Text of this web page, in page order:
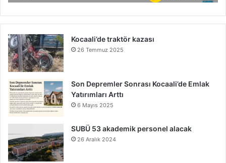
Kocaali’de traktör kazası
26 Temmuz 2025
Son Depremler Sonrası Kocaali’de Emlak
Yatırımları Arttı
6 Mayıs 2025
SUBÜ 53 akademik personel alacak
26 Aralık 2024